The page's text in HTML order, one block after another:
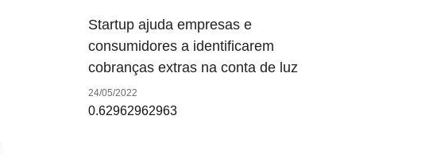
Startup ajuda empresas e
consumidores a identificarem
cobranças extras na conta de luz
24/05/2022